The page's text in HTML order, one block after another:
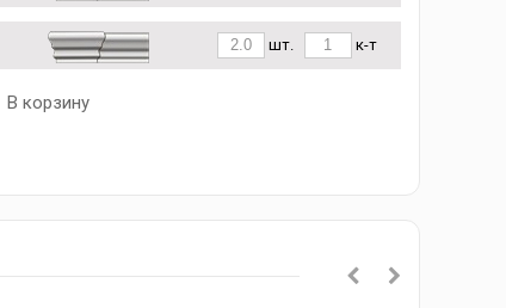
шт. к-т
В корзину